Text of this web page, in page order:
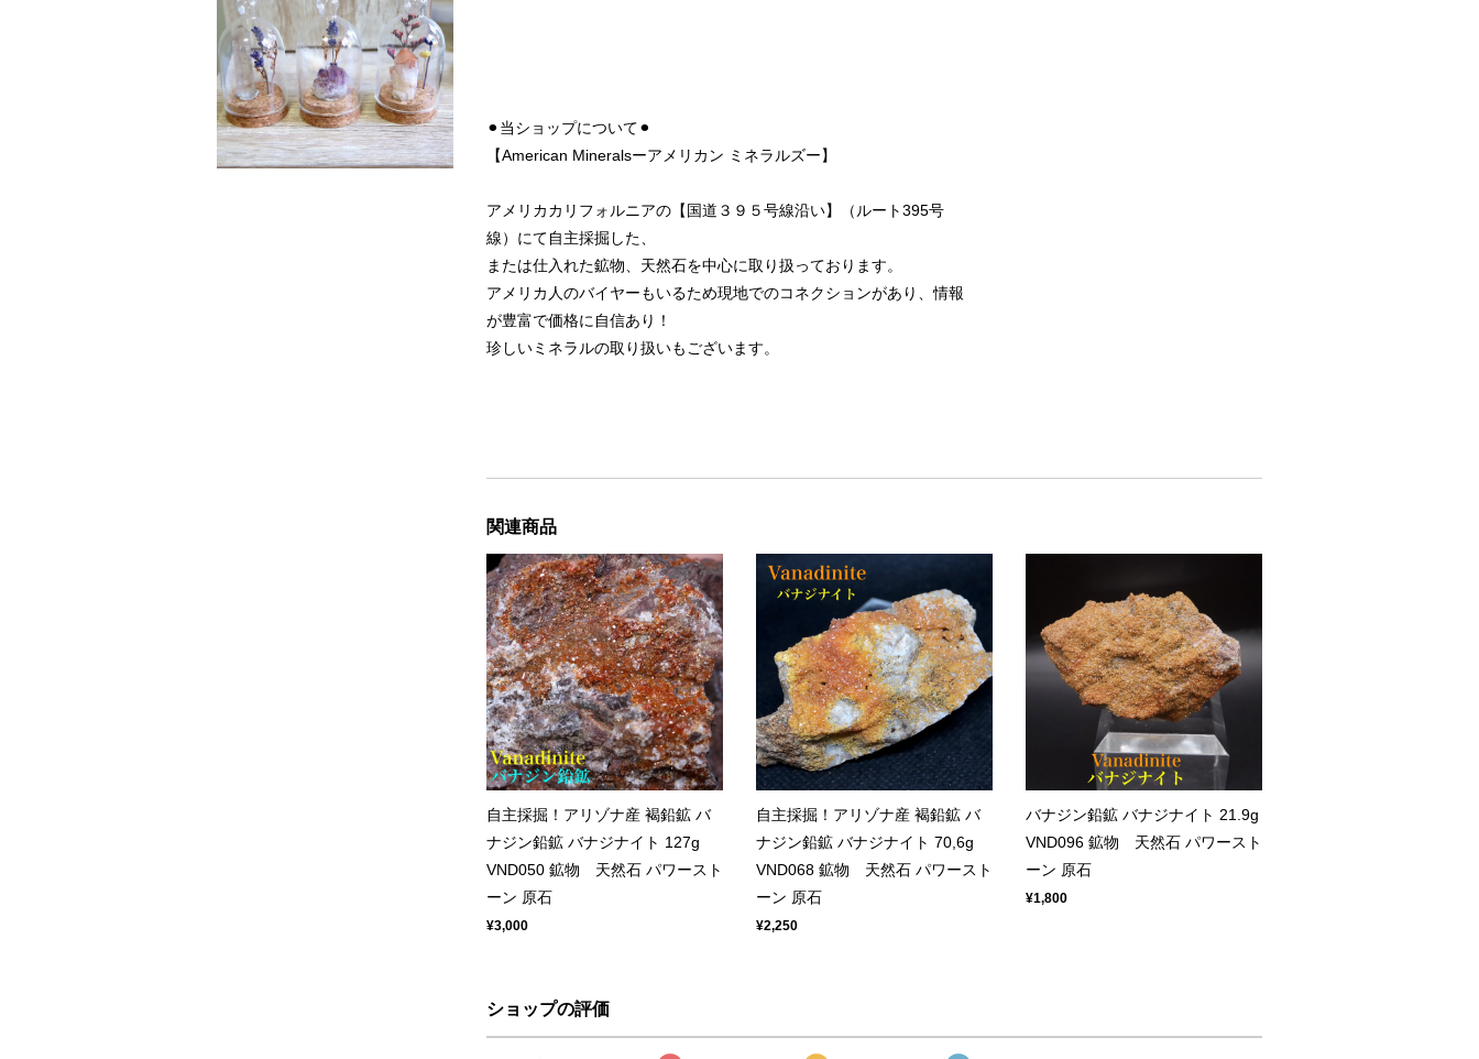
⚫︎当ショップについて⚫︎
【American Mineralsーアメリカン ミネラルズー】
アメリカカリフォルニアの【国道３９５号線沿い】（ルート395号
線）にて自主採掘した、
または仕入れた鉱物、天然石を中心に取り扱っております。
アメリカ人のバイヤーもいるため現地でのコネクションがあり、情報
が豊富で価格に自信あり！
珍しいミネラルの取り扱いもございます。
関連商品
自主採掘！アリゾナ産 褐鉛鉱 バ
ナジン鉛鉱 バナジナイト 127g
VND050 鉱物 天然石 パワースト
ーン 原石
¥3,000
自主採掘！アリゾナ産 褐鉛鉱 バ
ナジン鉛鉱 バナジナイト 70,6g
VND068 鉱物 天然石 パワースト
ーン 原石
¥2,250
バナジン鉛鉱 バナジナイト 21.9g
VND096 鉱物 天然石 パワースト
ーン 原石
¥1,800
ショップの評価